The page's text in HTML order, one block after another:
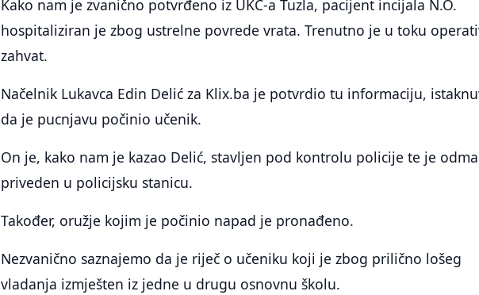
Kako nam je zvanično potvrđeno iz UKC-a Tuzla, pacijent incijala N.O.
hospitaliziran je zbog ustrelne povrede vrata. Trenutno je u toku
zahvat.
Načelnik Lukavca Edin Delić za Klix.ba je potvrdio tu informaciju,
da je pucnjavu počinio učenik.
On je, kako nam je kazao Delić, stavljen pod kontrolu policije te je
priveden u policijsku stanicu.
Također, oružje kojim je počinio napad je pronađeno.
Nezvanično saznajemo da je riječ o učeniku koji je zbog prilično lošeg
vladanja izmješten iz jedne u drugu osnovnu školu.